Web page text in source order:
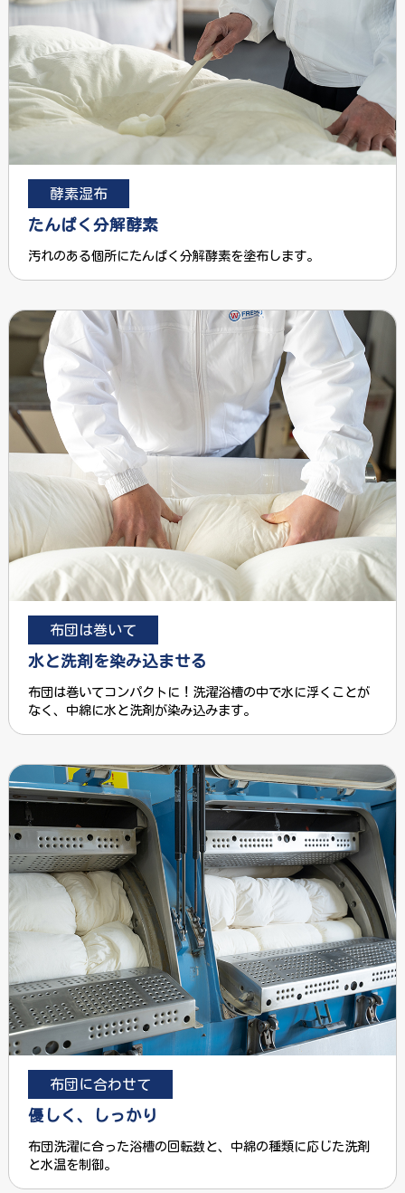
酵素湿布
たんぱく分解酵素
汚れのある個所にたんぱく分解酵素を塗布します。
布団は巻いて
水と洗剤を染み込ませる
布団は巻いてコンパクトに！洗濯浴槽の中で水に浮くことが
なく、中綿に水と洗剤が染み込みます。
布団に合わせて
優しく、しっかり
布団洗濯に合った浴槽の回転数と、中綿の種類に応じた洗剤
と水温を制御。